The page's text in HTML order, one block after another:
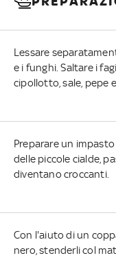
Lessare
e i funghi. Saltare i
cipollotto, sale, pepe
Preparare un
delle piccole cialde,
diventano croccanti.
Con l'aiuto di un
nero, stenderli col